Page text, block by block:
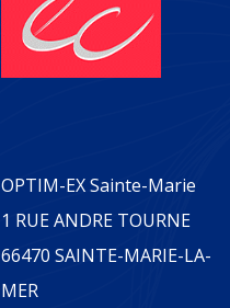
OPTIM-EX Sainte-Marie
1 RUE ANDRE TOURNE
66470 SAINTE-MARIE-LA-
MER